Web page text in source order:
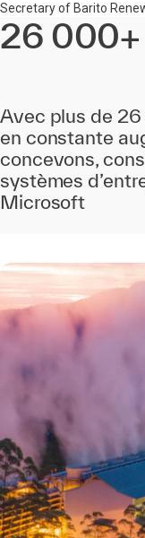
Secretary of Barito
26 000+
Avec plus de
en constante
concevons,
systèmes
Microsoft